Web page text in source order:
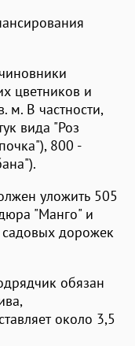
цветников и
м. В частности,
вида "Роз
800 -
уложить 505
"Манго" и
садовых дорожек
обязан
около 3,5